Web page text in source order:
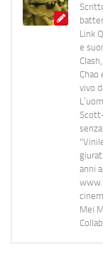
Link
e
Chao
vivo
anni
Mei